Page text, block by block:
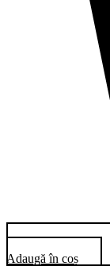
Adaugă în coș